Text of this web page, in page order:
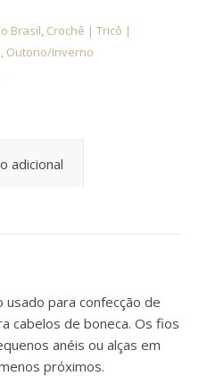
Brasil, Crochê | Tricô |
, Outono/Inverno
adicional
usado para confecção de
cabelos de boneca. Os fios
anéis ou alças em
próximos.